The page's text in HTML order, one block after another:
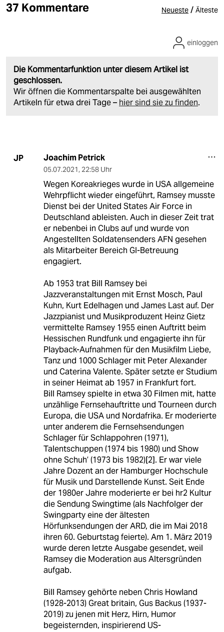
37 Kommentare Neueste / Älteste
Die Kommentarfunktion unter diesem Artikel ist
geschlossen.
Wir öffnen die Kommentarspalte bei ausgewählten
Artikeln für etwa drei Tage – hier sind sie zu finden.
einloggen
JP Joachim Petrick
05.07.2021, 22:58 Uhr
Wegen Koreakrieges wurde in USA allgemeine
Wehrpflicht wieder eingeführt, Ramsey musste
Dienst bei der United States Air Force in
Deutschland ableisten. Auch in dieser Zeit trat
er nebenbei in Clubs auf und wurde von
Angestellten Soldatensenders AFN gesehen
als Mitarbeiter Bereich GI-Betreuung
engagiert.
Ab 1953 trat Bill Ramsey bei
Jazzveranstaltungen mit Ernst Mosch, Paul
Kuhn, Kurt Edelhagen und James Last auf. Der
Jazzpianist und Musikproduzent Heinz Gietz
vermittelte Ramsey 1955 einen Auftritt beim
Hessischen Rundfunk und engagierte ihn für
Playback-Aufnahmen für den Musikfilm Liebe,
Tanz und 1000 Schlager mit Peter Alexander
und Caterina Valente. Später setzte er Studium
in seiner Heimat ab 1957 in Frankfurt fort.
Bill Ramsey spielte in etwa 30 Filmen mit, hatte
unzählige Fernsehauftritte und Tourneen durch
Europa, die USA und Nordafrika. Er moderierte
unter anderem die Fernsehsendungen
Schlager für Schlappohren (1971),
Talentschuppen (1974 bis 1980) und Show
ohne Schuh’ (1973 bis 1982)[2]. Er war viele
Jahre Dozent an der Hamburger Hochschule
für Musik und Darstellende Kunst. Seit Ende
der 1980er Jahre moderierte er bei hr2 Kultur
die Sendung Swingtime (als Nachfolger der
Swingparty eine der ältesten
Hörfunksendungen der ARD, die im Mai 2018
ihren 60. Geburtstag feierte). Am 1. März 2019
wurde deren letzte Ausgabe gesendet, weil
Ramsey die Moderation aus Altersgründen
aufgab.
Bill Ramsey gehörte neben Chris Howland
(1928-2013) Great britain, Gus Backus (1937-
2019) zu jenen mit Herz, Hirn, Humor
begeisternden, inspirierend US-